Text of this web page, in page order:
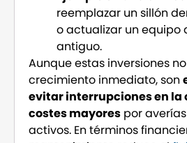
reemplazar un sillón
o actualizar un equipo
antiguo.
Aunque estas inversiones
crecimiento inmediato, son
evitar interrupciones en la
costes mayores por
activos. En términos